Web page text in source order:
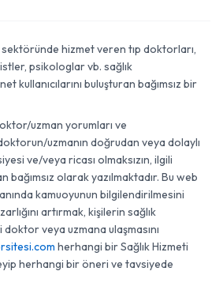
hizmet veren tıp doktorları,
psikologlar vb. sağlık
kullanıcılarını buluşturan bağımsız bir
uzman yorumları ve
uzmanın doğrudan veya dolaylı
ve/veya ricası olmaksızın, ilgili
bağımsız olarak yazılmaktadır. Bu web
kamuoyunun bilgilendirilmesini
artırmak, kişilerin sağlık
veya uzmana ulaşmasını
herhangi bir Sağlık Hizmeti
herhangi bir öneri ve tavsiyede